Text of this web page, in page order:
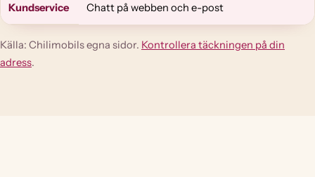
Kundservice Chatt på webben och e-post
Källa: Chilimobils egna sidor. Kontrollera täckningen på din
adress.